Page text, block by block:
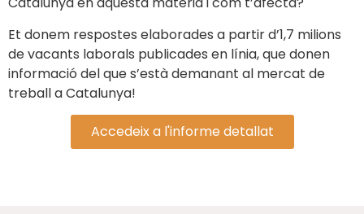
Et donem respostes elaborades a partir d’1,7 milions
de vacants laborals publicades en línia, que donen
informació del que s’està demanant al mercat de
treball a Catalunya!
Accedeix a l'informe detallat